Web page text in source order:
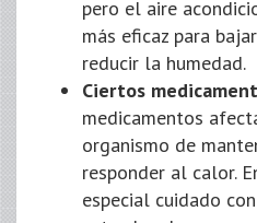
pero el aire
más eficaz para
reducir la humedad.
Ciertos
medicamentos
organismo de
responder al calor.
especial cuidado